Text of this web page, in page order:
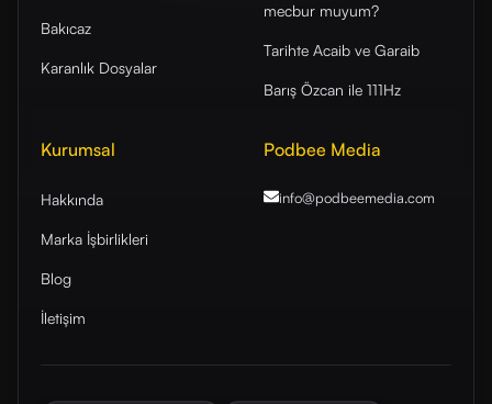
Bakıcaz
Karanlık Dosyalar
mecbur muyum?
Tarihte Acaib ve Garaib
Barış Özcan ile 111Hz
Kurumsal
Hakkında
Marka İşbirlikleri
Blog
İletişim
Podbee Media
info@podbeemedia.com